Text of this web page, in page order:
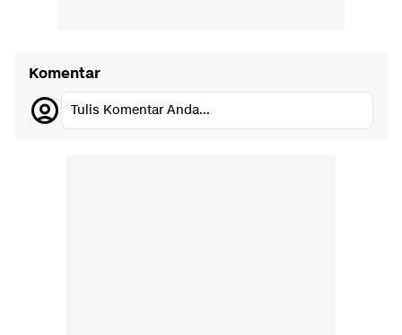
Komentar
Tulis Komentar Anda...